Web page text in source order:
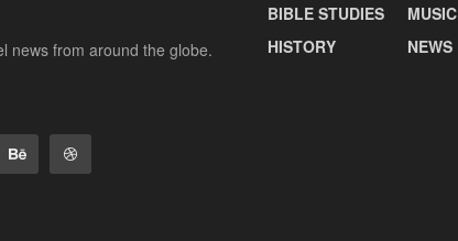
news from around the globe.
BIBLE STUDIES
HISTORY
MUSIC
NEWS